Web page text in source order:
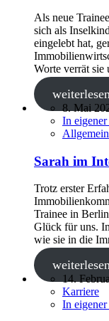
Als neue
sich als
eingelebt hat,
Worte verrät
weiterlesen
8. Mai
In eigener
Allgemein
Sarah im
Trotz erster
Trainee in
Glück für uns.
wie sie in die
14.
Karriere
In eigener